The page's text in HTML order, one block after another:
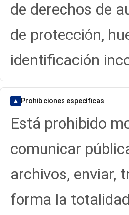
de derechos de
de protección,
identificación
▲ Prohibiciones específicas
Está prohibido
comunicar
archivos, enviar,
forma la